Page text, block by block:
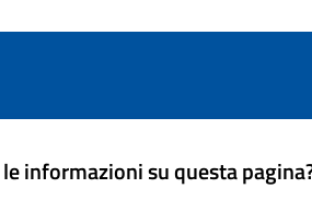
informazioni su questa